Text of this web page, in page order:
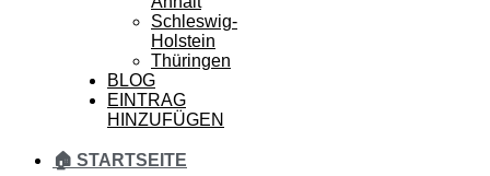
Schleswig-
Holstein
Thüringen
BLOG
EINTRAG
HINZUFÜGEN
🏠 STARTSEITE